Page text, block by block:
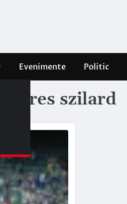
Evenimente Politic
veres szilard